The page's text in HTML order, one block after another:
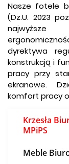
Nasze fotele
(Dz.U. 2023
najwyższe
dyrektywa
konstrukcją i
pracy przy
ekranowe.
komfort pracy
Krzesła
MPiPS
Meble